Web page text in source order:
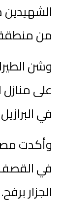
الشهيدين
من
وشن
على
في
وأكدت
في
الجزار برفح.